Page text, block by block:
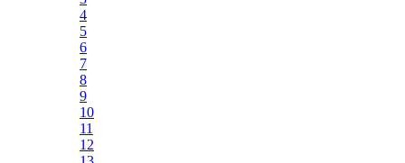
4
5
6
7
8
9
10
11
12